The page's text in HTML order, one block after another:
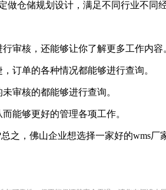
做仓储规划设计，满足不同行业不同
核，还能够让你了解更多工作内容
单的各种情况都能够进行查询。
核的都能够进行查询。
够更好的管理各项工作。
，佛山企业想选择一家好的wms厂